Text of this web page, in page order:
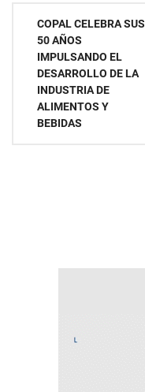
Navegación
entradas
COPAL CELEBRA SUS
50 AÑOS
IMPULSANDO EL
DESARROLLO DE LA
INDUSTRIA DE
ALIMENTOS Y
BEBIDAS